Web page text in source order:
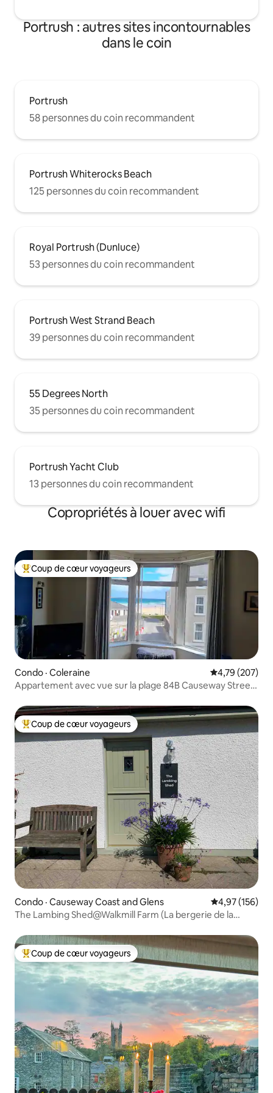
Portrush : autres sites incontournables
dans le coin
Portrush
58 personnes du coin recommandent
Portrush Whiterocks Beach
125 personnes du coin recommandent
Royal Portrush (Dunluce)
53 personnes du coin recommandent
Portrush West Strand Beach
39 personnes du coin recommandent
55 Degrees North
35 personnes du coin recommandent
Portrush Yacht Club
13 personnes du coin recommandent
Copropriétés à louer avec wifi
Coup de cœur voyageurs parmi les plus aimés
Coup de cœur voyageurs
Condo · Coleraine Note
4,79 (207)
Appartement avec vue sur la plage 84B Causeway Street
Coup de cœur voyageurs parmi les plus aimés
Coup de cœur voyageurs
Condo · Causeway Coast and Glens Note
4,97 (156)
The Lambing Shed@Walkmill Farm (La bergerie de la
Coup de cœur voyageurs parmi les plus aimés
Coup de cœur voyageurs